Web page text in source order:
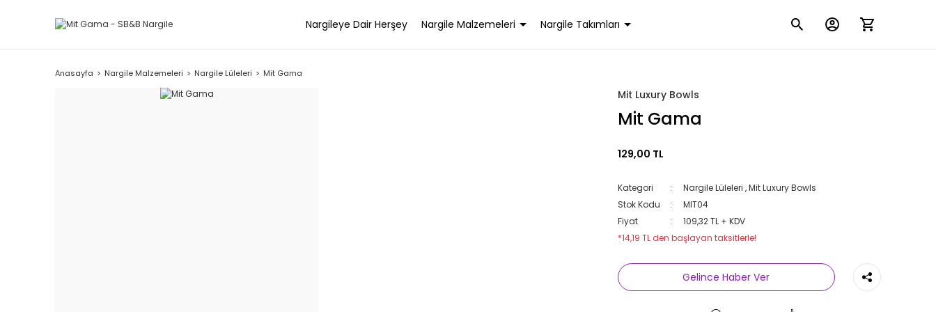
Nargileye Dair Herşey Nargile Malzemeleri Nargile Takımları
Anasayfa Nargile Malzemeleri Nargile Lüleleri Mit Gama
Mit Luxury Bowls
Mit Gama
129,00 TL
Kategori Nargile Lüleleri ,Mit Luxury Bowls
Stok Kodu
MIT04
Fiyat
109,32 TL + KDV
*14,19 TL den başlayan taksitlerle!
Gelince Haber Ver